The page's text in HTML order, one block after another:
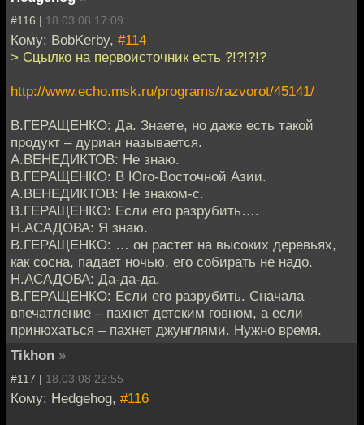
#116 | 18.03.08 17:09
Кому: BobKerby, #114
> Сцылко на первоисточник есть ?!?!?!?
http://www.echo.msk.ru/programs/razvorot/45141/
В.ГЕРАЩЕНКО: Да. Знаете, но даже есть такой
продукт – дуриан называется.
А.ВЕНЕДИКТОВ: Не знаю.
В.ГЕРАЩЕНКО: В Юго-Восточной Азии.
А.ВЕНЕДИКТОВ: Не знаком-с.
В.ГЕРАЩЕНКО: Если его разрубить….
Н.АСАДОВА: Я знаю.
В.ГЕРАЩЕНКО: … он растет на высоких деревьях,
как сосна, падает ночью, его собирать не надо.
Н.АСАДОВА: Да-да-да.
В.ГЕРАЩЕНКО: Если его разрубить. Сначала
впечатление – пахнет детским говном, а если
принюхаться – пахнет джунглями. Нужно время.
Tikhon »
#117 | 18.03.08 22:55
Кому: Hedgehog, #116